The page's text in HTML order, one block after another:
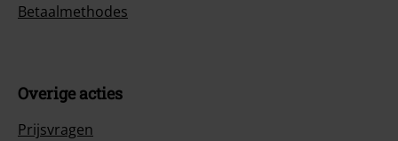
Betaalmethodes
Overige acties
Prijsvragen